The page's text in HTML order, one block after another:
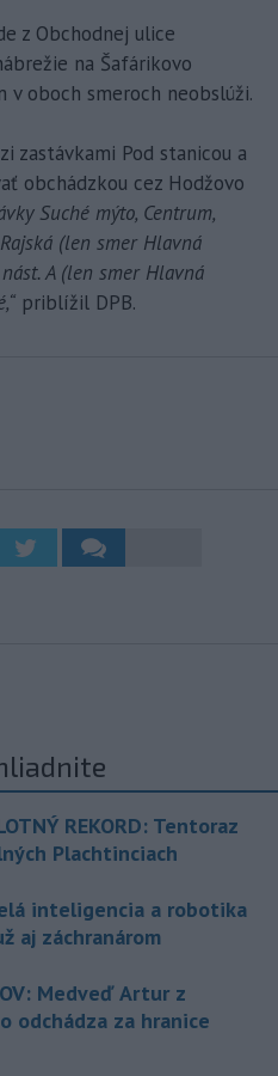
z Obchodnej ulice
na Šafárikovo
v oboch smeroch neobslúži.
zastávkami Pod stanicou a
obchádzkou cez Hodžovo
Suché mýto, Centrum,
(len smer Hlavná
A (len smer Hlavná
priblížil DPB.
REKORD: Tentoraz
Plachtinciach
inteligencia a robotika
aj záchranárom
Medveď Artur z
odchádza za hranice